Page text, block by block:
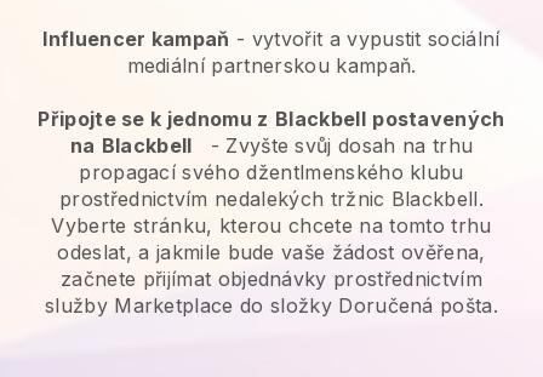
Influencer kampaň - vytvořit a vypustit sociální
mediální partnerskou kampaň.
Připojte se k jednomu z Blackbell postavených
na Blackbell - Zvyšte svůj dosah na trhu
propagací svého džentlmenského klubu
prostřednictvím nedalekých tržnic Blackbell.
Vyberte stránku, kterou chcete na tomto trhu
odeslat, a jakmile bude vaše žádost ověřena,
začnete přijímat objednávky prostřednictvím
služby Marketplace do složky Doručená pošta.